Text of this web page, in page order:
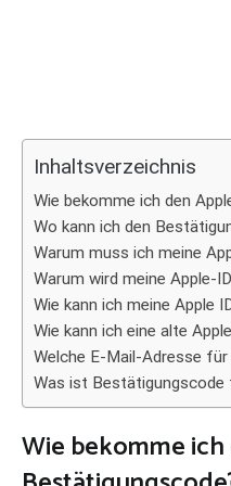
Inhaltsverzeichnis
Wie bekomme ich den
Wo kann ich den
Warum muss ich meine
Warum wird meine Apple-
Wie kann ich meine Apple
Wie kann ich eine alte
Welche E-Mail-Adresse für
Was ist Bestätigungscode
Wie bekomme